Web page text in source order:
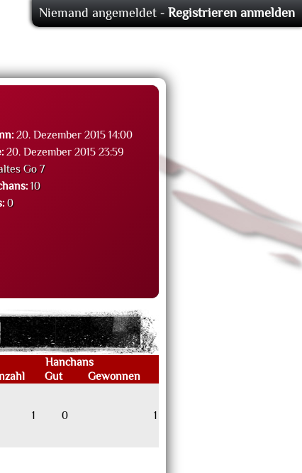
20. Dezember 2015 14:00
20. Dezember 2015 23:59
Go 7
10
0
Hanchans
Gut Gewonnen
1 0 1
Niemand angemeldet -Registrieren anmelden